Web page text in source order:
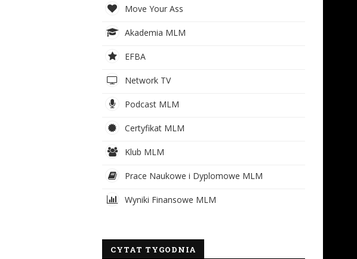
Move Your Ass
Akademia MLM
EFBA
Network TV
Podcast MLM
Certyfikat MLM
Klub MLM
Prace Naukowe i Dyplomowe MLM
Wyniki Finansowe MLM
CYTAT TYGODNIA